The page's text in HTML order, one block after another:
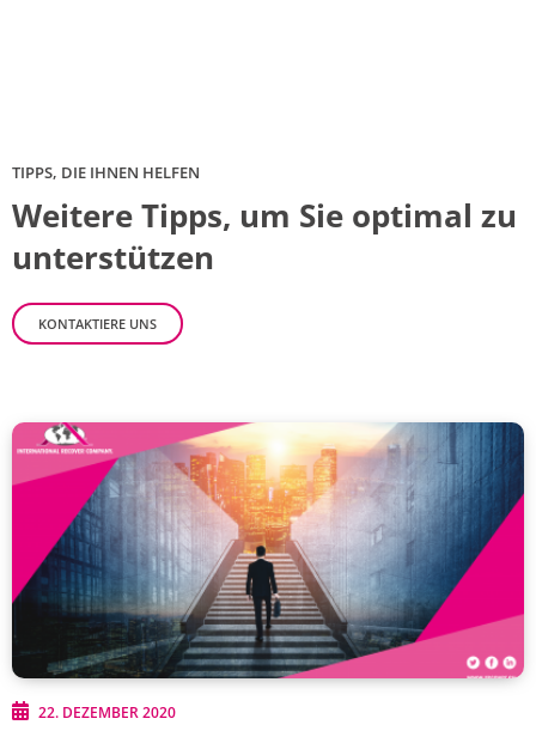
TIPPS, DIE IHNEN HELFEN
Weitere Tipps, um Sie optimal zu
unterstützen
KONTAKTIERE UNS
22. DEZEMBER 2020